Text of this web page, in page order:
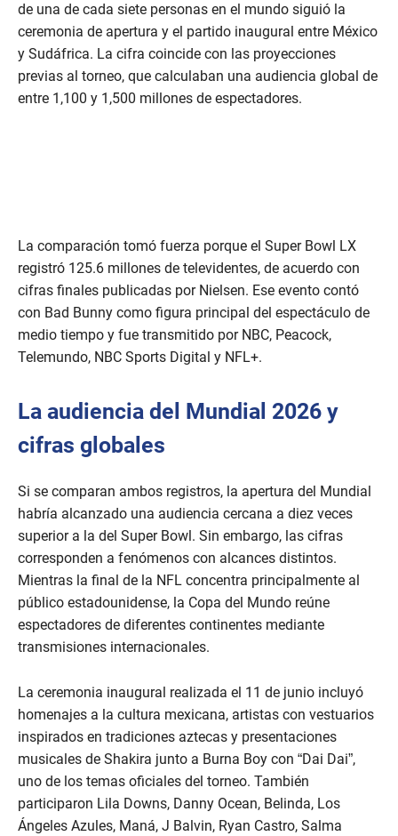
de una de cada siete personas en el mundo siguió la
ceremonia de apertura y el partido inaugural entre México
y Sudáfrica. La cifra coincide con las proyecciones
previas al torneo, que calculaban una audiencia global de
entre 1,100 y 1,500 millones de espectadores.
La comparación tomó fuerza porque el Super Bowl LX
registró 125.6 millones de televidentes, de acuerdo con
cifras finales publicadas por Nielsen. Ese evento contó
con Bad Bunny como figura principal del espectáculo de
medio tiempo y fue transmitido por NBC, Peacock,
Telemundo, NBC Sports Digital y NFL+.
La audiencia del Mundial 2026 y
cifras globales
Si se comparan ambos registros, la apertura del Mundial
habría alcanzado una audiencia cercana a diez veces
superior a la del Super Bowl. Sin embargo, las cifras
corresponden a fenómenos con alcances distintos.
Mientras la final de la NFL concentra principalmente al
público estadounidense, la Copa del Mundo reúne
espectadores de diferentes continentes mediante
transmisiones internacionales.
La ceremonia inaugural realizada el 11 de junio incluyó
homenajes a la cultura mexicana, artistas con vestuarios
inspirados en tradiciones aztecas y presentaciones
musicales de Shakira junto a Burna Boy con “Dai Dai”,
uno de los temas oficiales del torneo. También
participaron Lila Downs, Danny Ocean, Belinda, Los
Ángeles Azules, Maná, J Balvin, Ryan Castro, Salma